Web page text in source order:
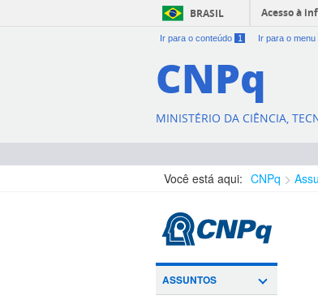
BRASIL Acesso à
Ir para o conteúdo 1 Ir para o menu
CNPq
MINISTÉRIO DA CIÊNCIA,
Você está aqui: CNPq
ASSUNTOS